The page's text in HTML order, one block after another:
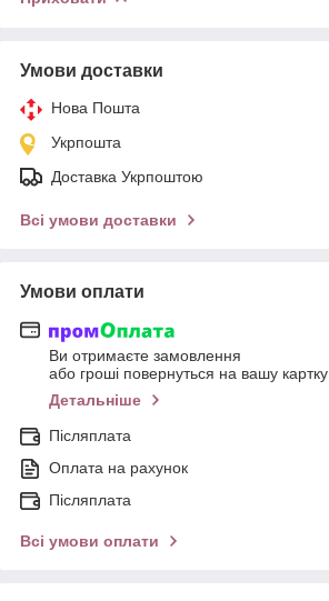
Умови доставки
Нова Пошта
Укрпошта
Доставка Укрпоштою
Всі умови доставки
Умови оплати
Ви отримаєте замовлення
або гроші повернуться на вашу картку
Детальніше
Післяплата
Оплата на рахунок
Післяплата
Всі умови оплати